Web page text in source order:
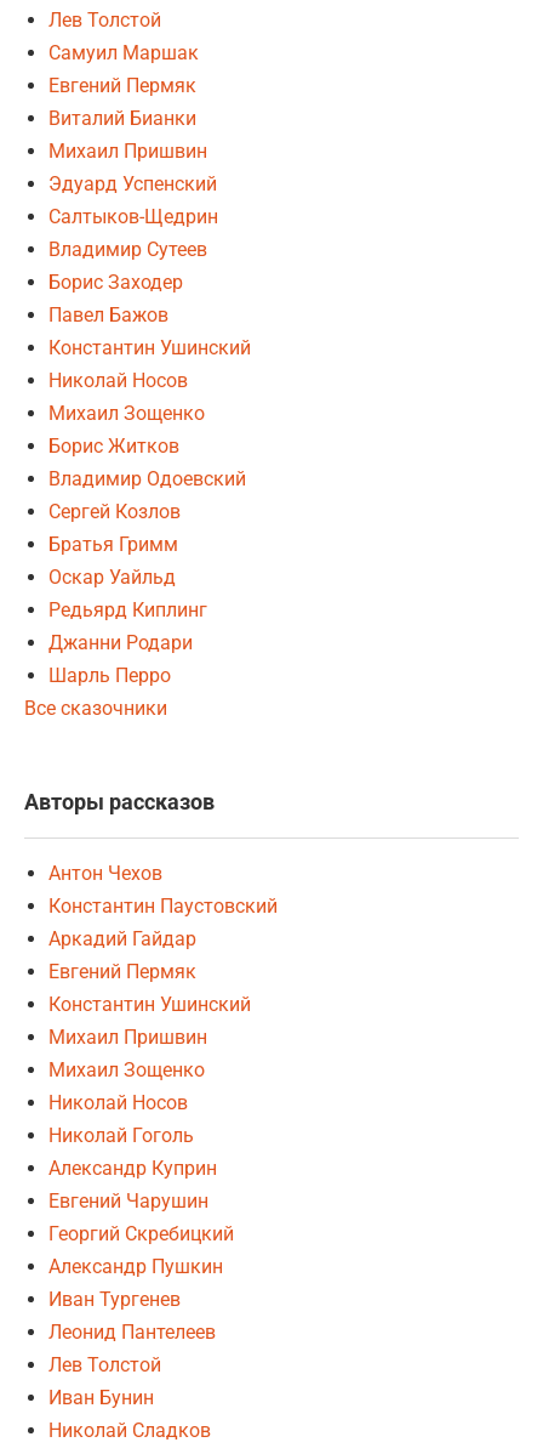
Лев Толстой
Самуил Маршак
Евгений Пермяк
Виталий Бианки
Михаил Пришвин
Эдуард Успенский
Салтыков-Щедрин
Владимир Сутеев
Борис Заходер
Павел Бажов
Константин Ушинский
Николай Носов
Михаил Зощенко
Борис Житков
Владимир Одоевский
Сергей Козлов
Братья Гримм
Оскар Уайльд
Редьярд Киплинг
Джанни Родари
Шарль Перро
Все сказочники
Авторы рассказов
Антон Чехов
Константин Паустовский
Аркадий Гайдар
Евгений Пермяк
Константин Ушинский
Михаил Пришвин
Михаил Зощенко
Николай Носов
Николай Гоголь
Александр Куприн
Евгений Чарушин
Георгий Скребицкий
Александр Пушкин
Иван Тургенев
Леонид Пантелеев
Лев Толстой
Иван Бунин
Николай Сладков